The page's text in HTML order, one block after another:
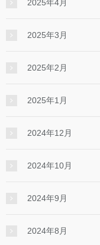
2025年4月
2025年3月
2025年2月
2025年1月
2024年12月
2024年10月
2024年9月
2024年8月